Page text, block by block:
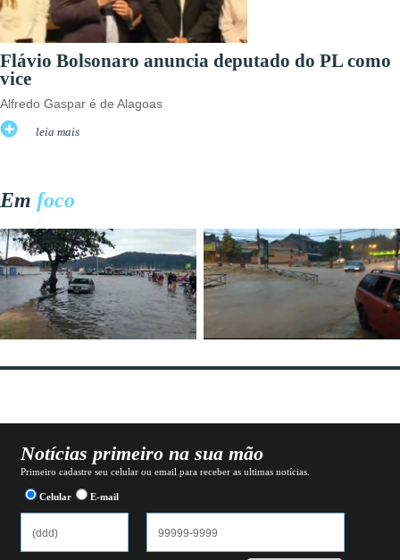
Flávio Bolsonaro anuncia deputado do PL como
vice
Alfredo Gaspar é de Alagoas
leia mais
Em foco
Notícias primeiro na sua mão
Primeiro cadastre seu celular ou email para receber as ultimas notícias.
Celular E-mail